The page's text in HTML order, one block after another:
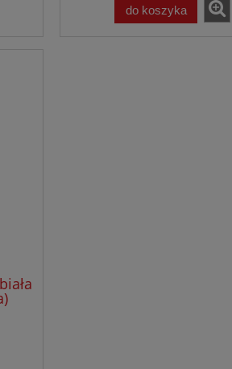
do koszyka
x